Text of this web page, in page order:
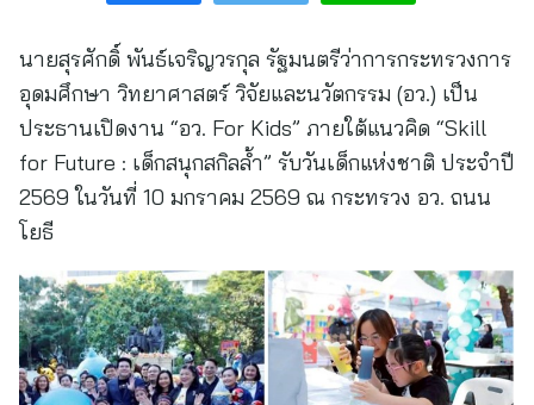
นายสุรศักดิ์ พันธ์เจริญวรกุล รัฐมนตรีว่าการกระทรวงการ
อุดมศึกษา วิทยาศาสตร์ วิจัยและนวัตกรรม (อว.) เป็น
ประธานเปิดงาน “อว. For Kids” ภายใต้แนวคิด “Skill
for Future : เด็กสนุกสกิลล้ำ” รับวันเด็กแห่งชาติ ประจำปี
2569 ในวันที่ 10 มกราคม 2569 ณ กระทรวง อว. ถนน
โยธี